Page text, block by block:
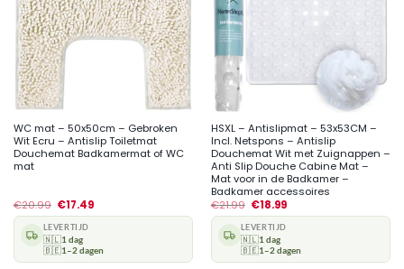
WC mat – 50x50cm – Gebroken
Wit Ecru – Antislip Toiletmat
Douchemat Badkamermat of WC
mat
€20.99 €17.49
LEVERTIJD
🇳🇱1 dag
🇧🇪1–2 dagen
HSXL – Antislipmat – 53x53CM –
Incl. Netspons – Antislip
Douchemat Wit met Zuignappen –
Anti Slip Douche Cabine Mat –
Mat voor in de Badkamer –
Badkamer accessoires
€21.99 €18.99
LEVERTIJD
🇳🇱1 dag
🇧🇪1–2 dagen